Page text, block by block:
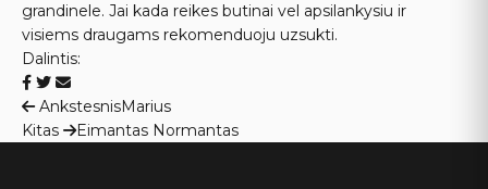
grandinele. Jai kada reikes butinai vel apsilankysiu ir
visiems draugams rekomenduoju uzsukti.
Dalintis:
Navigacija
tarp
AnkstesnisMarius
Kitas
Eimantas Normantas